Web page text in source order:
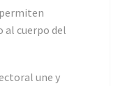
al cuerpo del
une y